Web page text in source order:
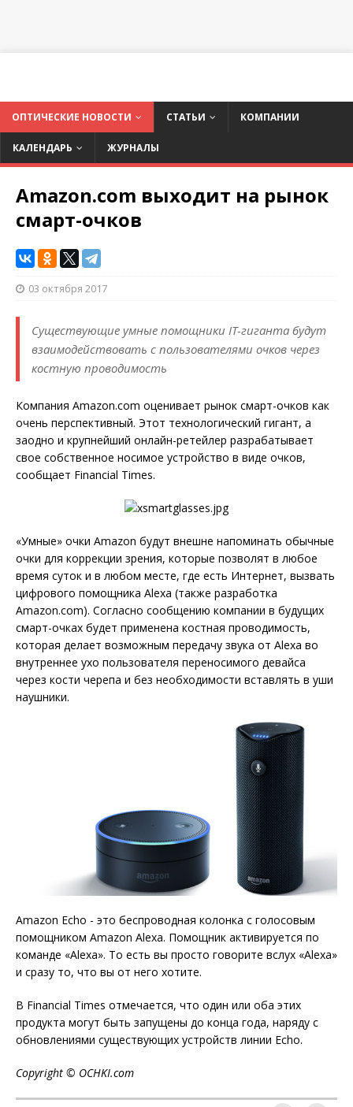
ОПТИЧЕСКИЕ НОВОСТИ СТАТЬИ КОМПАНИИ
КАЛЕНДАРЬ ЖУРНАЛЫ
Amazon.com выходит на рынок
смарт-очков
03 октября 2017
Существующие умные помощники IT-гиганта будут
взаимодействовать с пользователями очков через
костную проводимость
Компания Amazon.com оценивает рынок смарт-очков как
очень перспективный. Этот технологический гигант, а
заодно и крупнейший онлайн-ретейлер разрабатывает
свое собственное носимое устройство в виде очков,
сообщает Financial Times.
«Умные» очки Amazon будут внешне напоминать обычные
очки для коррекции зрения, которые позволят в любое
время суток и в любом месте, где есть Интернет, вызвать
цифрового помощника Alexa (также разработка
Amazon.com). Согласно сообщению компании в будущих
смарт-очках будет применена костная проводимость,
которая делает возможным передачу звука от Alexa во
внутреннее ухо пользователя переносимого девайса
через кости черепа и без необходимости вставлять в уши
наушники.
Amazon Echo - это беспроводная колонка с голосовым
помощником Amazon Alexa. Помощник активируется по
команде «Alexa». То есть вы просто говорите вслух «Alexa»
и сразу то, что вы от него хотите.
В Financial Times отмечается, что один или оба этих
продукта могут быть запущены до конца года, наряду с
обновлениями существующих устройств линии Echo.
Copyright © OCHKI.com